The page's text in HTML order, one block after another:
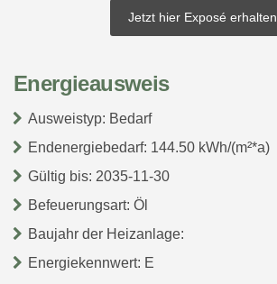
Jetzt hier Exposé erhalten
Energieausweis
Ausweistyp: Bedarf
Endenergiebedarf: 144.50 kWh/(m²*a)
Gültig bis: 2035-11-30
Befeuerungsart: Öl
Baujahr der Heizanlage:
Energiekennwert: E